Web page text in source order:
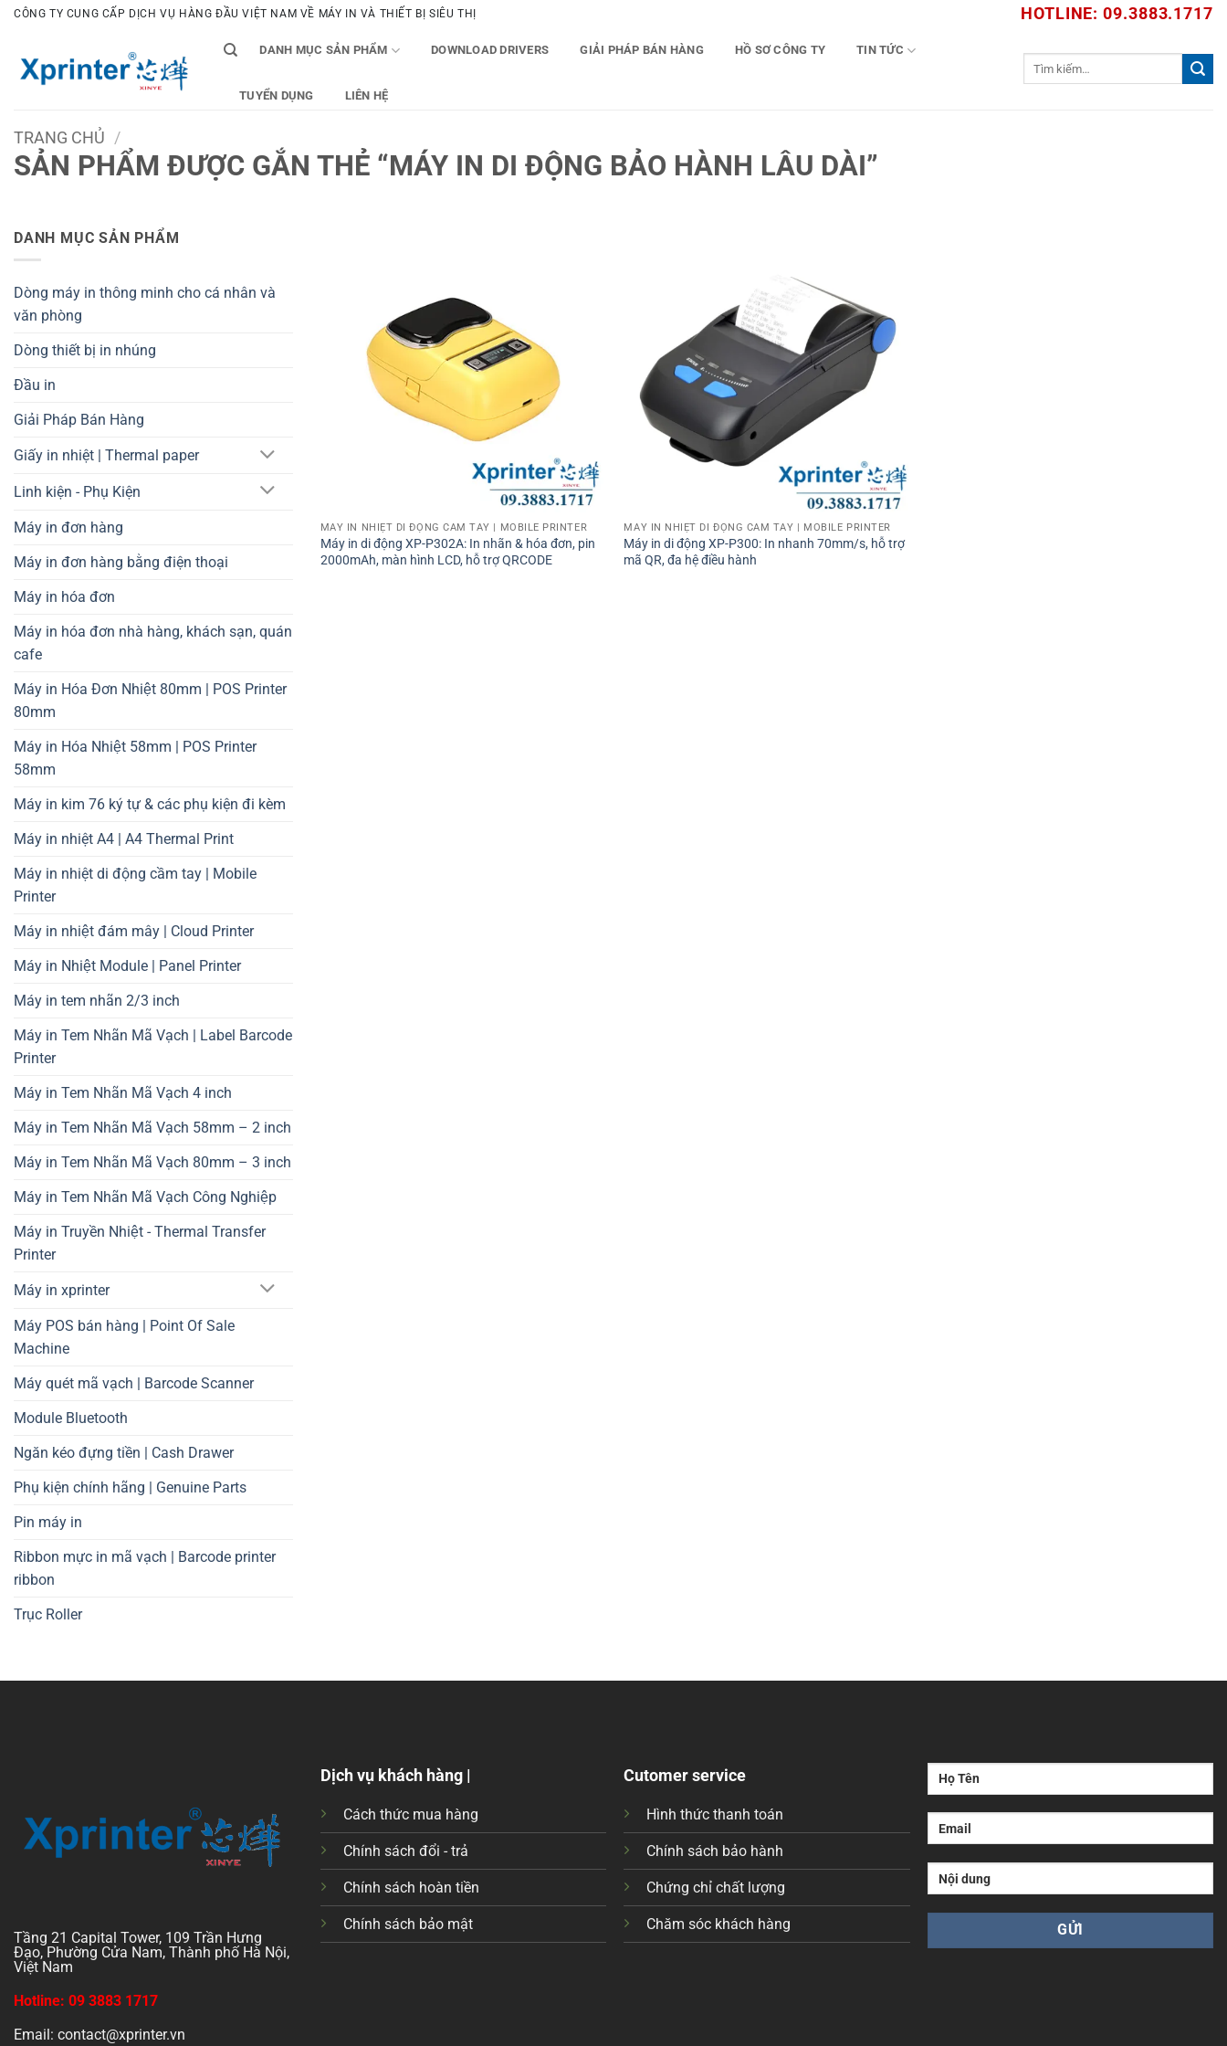
Bỏ
dung
CÔNG TY CUNG CẤP DỊCH VỤ HÀNG ĐẦU VIỆT NAM VỀ MÁY IN VÀ THIẾT BỊ SIÊU THỊ HOTLINE: 09.3883.1717
DANH MỤC SẢN PHẨM DOWNLOAD DRIVERS GIẢI PHÁP BÁN HÀNG HỒ SƠ CÔNG TY TIN TỨC
TUYỂN DỤNG LIÊN HỆ
TRANG CHỦ /
SẢN PHẨM ĐƯỢC GẮN THẺ “MÁY IN DI ĐỘNG BẢO HÀNH LÂU DÀI”
DANH MỤC SẢN PHẨM
Dòng máy in thông minh cho cá nhân và
văn phòng
Dòng thiết bị in nhúng
Đầu in
Giải Pháp Bán Hàng
Giấy in nhiệt | Thermal paper
Linh kiện - Phụ Kiện
Máy in đơn hàng
Máy in đơn hàng bằng điện thoại
Máy in hóa đơn
Máy in hóa đơn nhà hàng, khách sạn, quán
cafe
Máy in Hóa Đơn Nhiệt 80mm | POS Printer
80mm
Máy in Hóa Nhiệt 58mm | POS Printer
58mm
Máy in kim 76 ký tự & các phụ kiện đi kèm
Máy in nhiệt A4 | A4 Thermal Print
Máy in nhiệt di động cầm tay | Mobile
Printer
Máy in nhiệt đám mây | Cloud Printer
Máy in Nhiệt Module | Panel Printer
Máy in tem nhãn 2/3 inch
Máy in Tem Nhãn Mã Vạch | Label Barcode
Printer
Máy in Tem Nhãn Mã Vạch 4 inch
Máy in Tem Nhãn Mã Vạch 58mm – 2 inch
Máy in Tem Nhãn Mã Vạch 80mm – 3 inch
Máy in Tem Nhãn Mã Vạch Công Nghiệp
Máy in Truyền Nhiệt - Thermal Transfer
Printer
Máy in xprinter
Máy POS bán hàng | Point Of Sale
Machine
Máy quét mã vạch | Barcode Scanner
Module Bluetooth
Ngăn kéo đựng tiền | Cash Drawer
Phụ kiện chính hãng | Genuine Parts
Pin máy in
Ribbon mực in mã vạch | Barcode printer
ribbon
Trục Roller
MÁY IN NHIỆT DI ĐỘNG CẦM TAY | MOBILE PRINTER
Máy in di động XP-P302A: In nhãn & hóa đơn, pin
2000mAh, màn hình LCD, hỗ trợ QRCODE
MÁY IN NHIỆT DI ĐỘNG CẦM TAY | MOBILE PRINTER
Máy in di động XP-P300: In nhanh 70mm/s, hỗ trợ
mã QR, đa hệ điều hành
Tầng 21 Capital Tower, 109 Trần Hưng
Đạo, Phường Cửa Nam, Thành phố Hà Nội,
Việt Nam
Hotline: 09 3883 1717
Email: contact@xprinter.vn
Dịch vụ khách hàng |
Cách thức mua hàng
Chính sách đổi - trả
Chính sách hoàn tiền
Chính sách bảo mật
Cutomer service
Hình thức thanh toán
Chính sách bảo hành
Chứng chỉ chất lượng
Chăm sóc khách hàng